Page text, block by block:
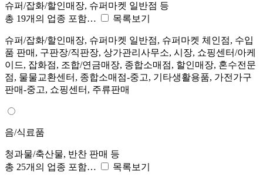
슈퍼/잡화/할인매장, 슈퍼마켓 일반점 등
총 19개의 업종 포함…
목록보기
슈퍼/잡화/할인매장, 슈퍼마켓 일반점, 슈퍼마켓 체인점, 수입
품 판매, 구판장/직판장, 상가관리사무소, 시장, 쇼핑센터/아케
이드, 잡화점, 조합/연금매장, 종합소매점, 할인매장, 혼수전문
점, 물물교환센터, 종합소매점-중고, 기타생활용품, 가전가구
판매-중고, 쇼핑센터, 주류판매
음/식료품
청과물/축산물, 반찬 판매 등
총 25개의 업종 포함…
목록보기